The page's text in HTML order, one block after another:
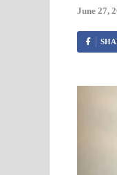
June 27,